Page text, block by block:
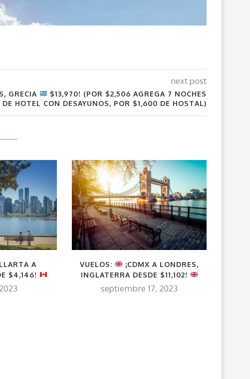
next post
GRECIA
$13,970! (POR $2,506 AGREGA 7 NOCHES
DE HOTEL CON DESAYUNOS, POR $1,600 DE HOSTAL)
A
$4,146!
VUELOS:
¡CDMX A LONDRES,
INGLATERRA DESDE $11,102!
septiembre 17, 2023